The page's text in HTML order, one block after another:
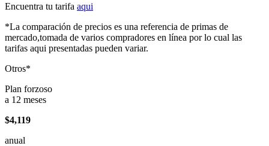
Encuentra tu tarifa aqui
*La comparación de precios es una referencia de primas de
mercado,tomada de varios compradores en línea por lo cual las
tarifas aqui presentadas pueden variar.
Otros*
Plan forzoso
a 12 meses
$4,119
anual